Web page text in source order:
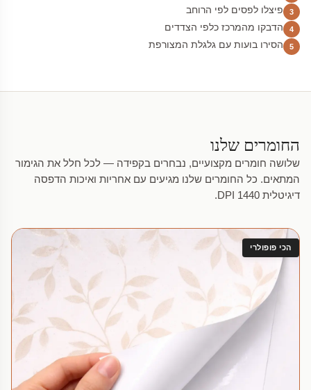
3 פיצלו לפסים לפי הרוחב
4 הדבקו מהמרכז כלפי הצדדים
5 הסירו בועות עם גלגלת המצורפת
החומרים שלנו
שלושה חומרים מקצועיים, נבחרים בקפידה — לכל חלל את הגימור
המתאים. כל החומרים שלנו מגיעים עם אחריות ואיכות הדפסה
דיגיטלית 1440 DPI.
הכי פופולרי